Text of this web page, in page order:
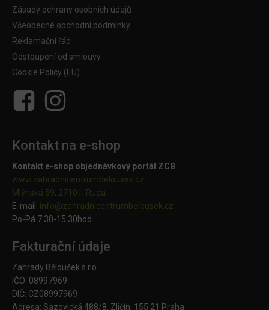
Zásady ochrany osobních údajů
Všeobecné obchodní podmínky
Reklamační řád
Odstoupení od smlouvy
Cookie Policy (EU)
Kontakt na e-shop
Kontakt e-shop objednávkový portál ZCB
www.zahradnicentrumbelousek.cz
Mlýnská 59, 27101, Ruda
E-mail: info@zahradnicentrumbelousek.cz
Po-Pá 7:30-15:30hod
Fakturační údaje
Zahrady Běloušek s.r.o.
IČO: 08997969
DIČ: CZ08997969
Adresa: Sazovická 488/8, Zličín, 155 21 Praha